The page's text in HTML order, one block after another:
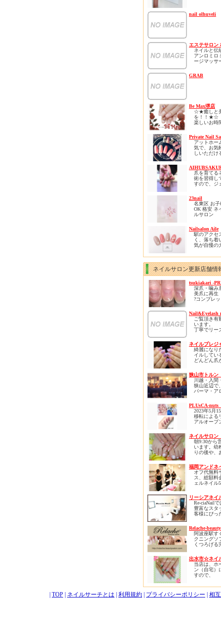
ます！
nail olhuveli
エステサロン
ネイルと伝
アンロミロ
ージマッサ
ウレアオハ
さい
ストレス社
ているあ
ートサロン
時間を心ゆ
何度でも通
るようなリ
ロン、、、
「通えるリ
高技術をご
します。
待合とネイ
スはハワイ
はバリ空間
ております
リニューア
ンをし、さ
く、居心地
柏の他には
な空間で是
ろのストレ
ら癒されに
GRAB
Be Max堺店
☆★癒しと
を！！★☆
楽しいお時
スカルプ・
イル・マツ
ご予約承っ
す(^^)/
まずはお気
い合わせく
☆♪(^_-)-☆
たくさんの
心よりおま
ります( *´
Private Nail
アットホー
気で、お気
しいただけ
着いて施術
るサロンと
ります。
オープンは
ネイリスト
有資格者で
心して何で
ください。
皆様のご来
おります。
爪を育てる
術を習得し
すので、ジ
客様是非1
ださい
23nail
名東区 お子
OK 格安 ネ
ルサロン
※駐車場あ
ご新規様に
円オフとな
Nailsalon Aile
駅のアクセ
く、落ち着
気が自慢の
です✨
カラー選び
ン、自爪の
丁寧にカウ
グさせてい
す😊
角質ケアで
を緩和でき
部までのケ
様に喜ばれ
ニューです
きたいです
ネイルサロン更新店舗情
tsukiakari -
深爪・噛み
美爪に再生
?コンプレ
?初回から
?ネイルNG
風仕上げが
?肌も再生
?実績5万件
ロネイル??
正】導入
Nail&Eyelash
ご覧頂き有
います。
丁寧でリー
を頂いてお
リピーター
ロン初心者
していらし
けるアット
ネイルプレジ
綺麗になり
イルしてい
どんどん爪
や、
自分らしさ
くてネイル
に
みんなと同
からしか選
いなど、
大好きなネ
いになりそ
つらい思い
しても大丈
ネイルプレ
ーリングは
を健康に育
存分自分の
界観を爪先
来る、自分
自分自身の
ロンです。
ネイルは自
はなく自己
す。
感を生み、
がります。
あなたも爪
自分を楽し
か？
あなたのお
待ちしてお
狭山市トル
川越・入間
狭山近辺で
パーマ・ア
健康のサロ
クゼーショ
旧アートメ
ンディで
H30.8.25に
線『 新狭
口 』徒歩3
に移転し、
ラクゼーシ
以前と変わ
性・女性・
年齢や性別
お気軽に、
PLUsCA-
2023年5月
移転による
アルオープ
新しくスタ
えて
楽しく、美
たいと願う
ます。
ご予約頂く
すが、突然
でも
案内が可能
それでは、
来店をお待
ネイルサロン
朝9:30から
います。幼
りの後や、
有効に使え
評いただい
す！
田町駅・三
慶応大学か
く、芝浦・
布十番から
お散歩がて
いただける
ベースジェ
ジェル、バ
ル、パラジ
リジェルな
をお選びい
す。経験豊
ッフがアド
たします。
ザインの中
ベビーカー
同伴も可能
福岡アンドネ
オフ代無料
ス、総額料
ェルネイル
ルデザイン
ます。通い
様のための
ロン。
リーシアネ
Re-ciaNail
豊富なスタ
客様にぴっ
お客様がく
落ち着きの
ン作りを心
ます。
で指先から
を叶えられ
ベートサロ
スタッフ一
お待ちして
Relache-
阿波座駅す
クニングソ
くつろげる
プライベー
だからこそ
お客様一人
キメ細やか
エクステ、
ーマ、エス
クと、 幅
出水市☆ネイ
当店は、ホ
ン（自宅）
すので、
満喫して戴
思います。
また、当店
TOP ネイルサーチとは 利用規約 プライバシーポリシー 相